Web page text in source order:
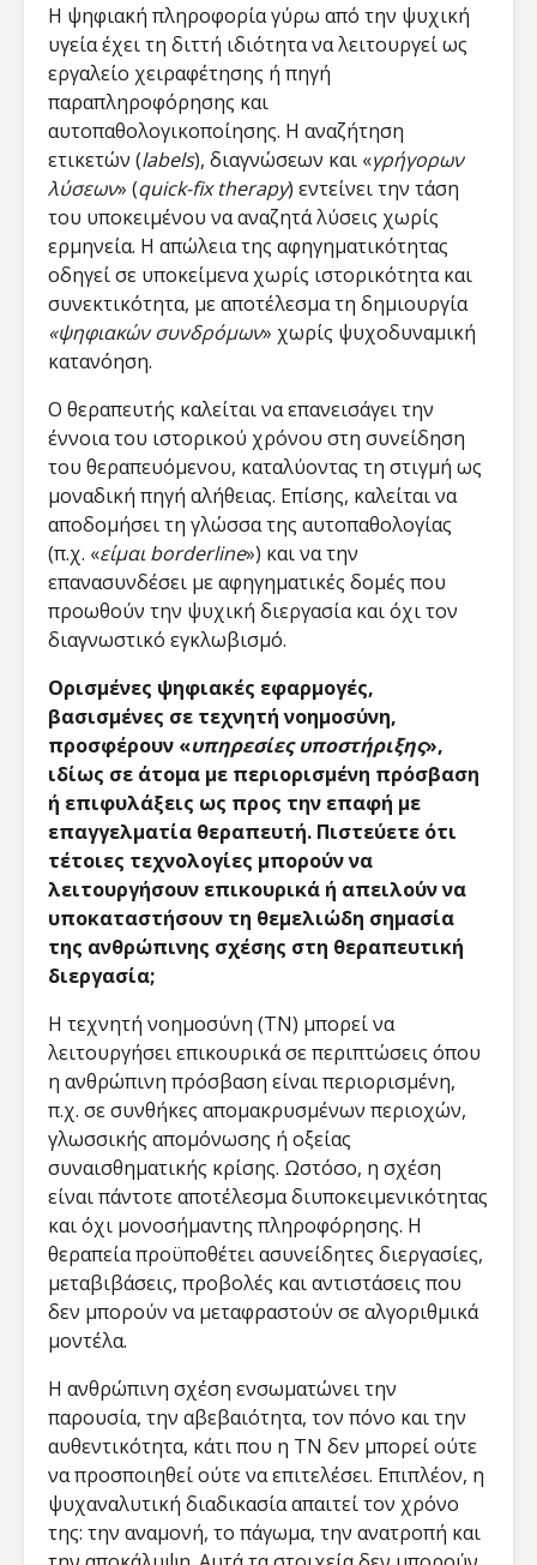
Η ψηφιακή πληροφορία γύρω από την ψυχική
υγεία έχει τη διττή ιδιότητα να λειτουργεί ως
εργαλείο χειραφέτησης ή πηγή
παραπληροφόρησης και
αυτοπαθολογικοποίησης. Η αναζήτηση
ετικετών (labels), διαγνώσεων και «γρήγορων
λύσεων» (quick-fix therapy) εντείνει την τάση
του υποκειμένου να αναζητά λύσεις χωρίς
ερμηνεία. Η απώλεια της αφηγηματικότητας
οδηγεί σε υποκείμενα χωρίς ιστορικότητα και
συνεκτικότητα, με αποτέλεσμα τη δημιουργία
«ψηφιακών συνδρόμων» χωρίς ψυχοδυναμική
κατανόηση​.
Ο θεραπευτής καλείται να επανεισάγει την
έννοια του ιστορικού χρόνου στη συνείδηση
του θεραπευόμενου, καταλύοντας τη στιγμή ως
μοναδική πηγή αλήθειας. Επίσης, καλείται να
αποδομήσει τη γλώσσα της αυτοπαθολογίας
(π.χ. «είμαι borderline») και να την
επανασυνδέσει με αφηγηματικές δομές που
προωθούν την ψυχική διεργασία και όχι τον
διαγνωστικό εγκλωβισμό.
Ορισμένες ψηφιακές εφαρμογές,
βασισμένες σε τεχνητή νοημοσύνη,
προσφέρουν «υπηρεσίες υποστήριξης»,
ιδίως σε άτομα με περιορισμένη πρόσβαση
ή επιφυλάξεις ως προς την επαφή με
επαγγελματία θεραπευτή. Πιστεύετε ότι
τέτοιες τεχνολογίες μπορούν να
λειτουργήσουν επικουρικά ή απειλούν να
υποκαταστήσουν τη θεμελιώδη σημασία
της ανθρώπινης σχέσης στη θεραπευτική
διεργασία;
Η τεχνητή νοημοσύνη (ΤΝ) μπορεί να
λειτουργήσει επικουρικά σε περιπτώσεις όπου
η ανθρώπινη πρόσβαση είναι περιορισμένη,
π.χ. σε συνθήκες απομακρυσμένων περιοχών,
γλωσσικής απομόνωσης ή οξείας
συναισθηματικής κρίσης. Ωστόσο, η σχέση
είναι πάντοτε αποτέλεσμα διυποκειμενικότητας
και όχι μονοσήμαντης πληροφόρησης. Η
θεραπεία προϋποθέτει ασυνείδητες διεργασίες,
μεταβιβάσεις, προβολές και αντιστάσεις που
δεν μπορούν να μεταφραστούν σε αλγοριθμικά
μοντέλα​.
Η ανθρώπινη σχέση ενσωματώνει την
παρουσία, την αβεβαιότητα, τον πόνο και την
αυθεντικότητα, κάτι που η ΤΝ δεν μπορεί ούτε
να προσποιηθεί ούτε να επιτελέσει. Επιπλέον, η
ψυχαναλυτική διαδικασία απαιτεί τον χρόνο
της: την αναμονή, το πάγωμα, την ανατροπή και